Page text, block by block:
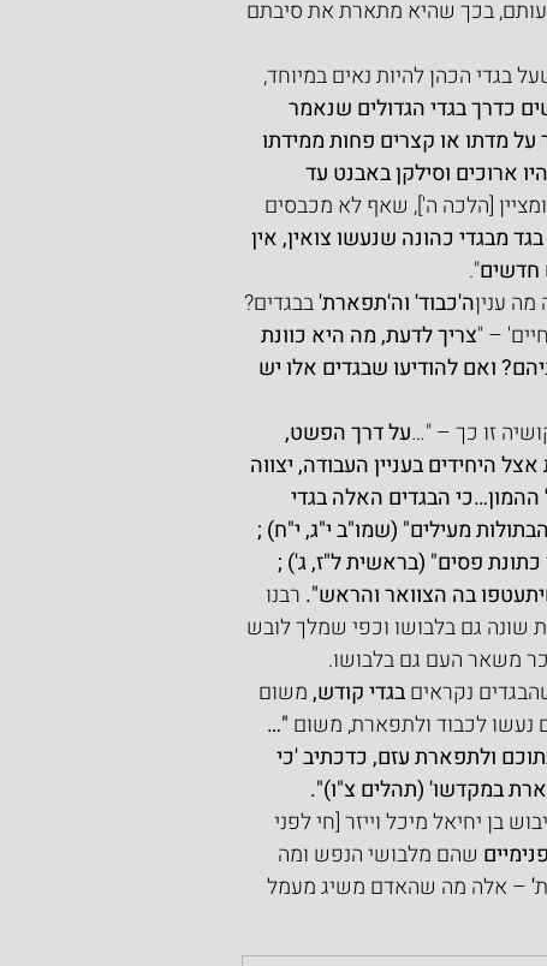
בכך שהיא מתארת את סיבתם
הכהן להיות נאים במיוחד,
כדרך בגדי הגדולים שנאמר
על מדתו או קצרים פחות ממידתו
ארוכים וסילקן באבנט עד
[הלכה ה'], שאף לא מכבסים
מבגדי כהונה שנעשו צואין, אין
חדשים".
עניןה'כבוד' וה'תפארת' בבגדים?
– "צריך לדעת, מה היא כוונת
ואם להודיעו שבגדים אלו יש
זו כך – "…על דרך הפשט,
היחידים בעניין העבודה, יצווה
הבגדים האלה בגדי
מעילים" (שמו"ב י"ג, י"ח) ;
פסים" (בראשית ל"ז, ג') ;
בה הצוואר והראש". רבנו
שונה גם בלבושו וכפי שמלך לובש
משאר העם גם בלבושו.
נקראים בגדי קודש, משום
לכבוד ולתפארת, משום "…
ולתפארת עזם, כדכתיב 'כי
במקדשו' (תהלים צ"ו)".
בן יחיאל מיכל וייזר [חי לפני
שהם מלבושי הנפש ומה
' – אלה מה שהאדם משיג מעמל